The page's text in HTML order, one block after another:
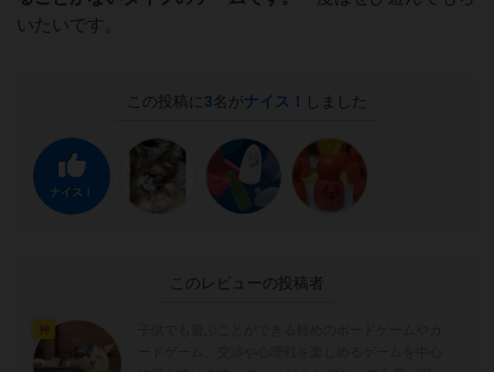
いたいです。
この投稿に 3名がナイス！ しました
ナイス！
このレビューの投稿者